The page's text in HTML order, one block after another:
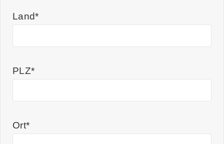
Land*
PLZ*
Ort*